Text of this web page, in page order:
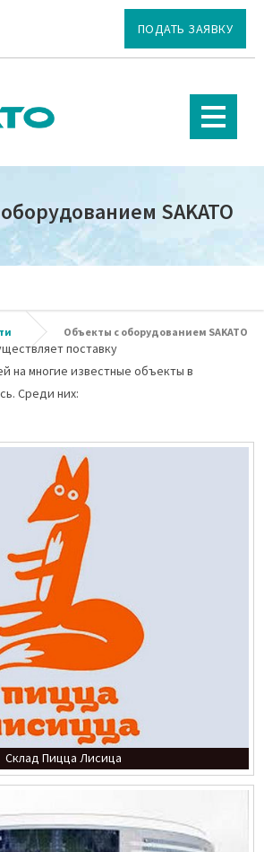
ПОДАТЬ ЗАЯВКУ
SAKATO
Объекты с оборудованием SAKATO
поставку
на многие известные объекты в
Среди них:
Склад Пицца Лисица